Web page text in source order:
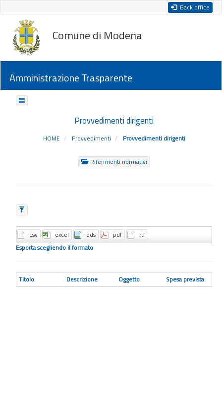
Back office
Comune di Modena
Amministrazione Trasparente
Provvedimenti dirigenti
HOME Provvedimenti Provvedimenti dirigenti
Riferimenti normativi
Esporta scegliendo il formato
Titolo Descrizione Oggetto Spesa prevista